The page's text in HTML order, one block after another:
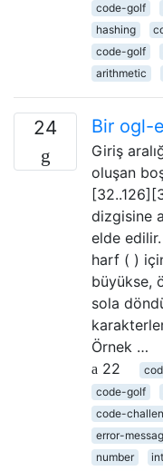
code-golf
hashing
code-golf
arithmetic
24 Bir ogl-
Giriş
oluşan
dizgisine
elde
harf ( )
büyükse,
sola
Örnek …
22
code-golf
code-
error-
number